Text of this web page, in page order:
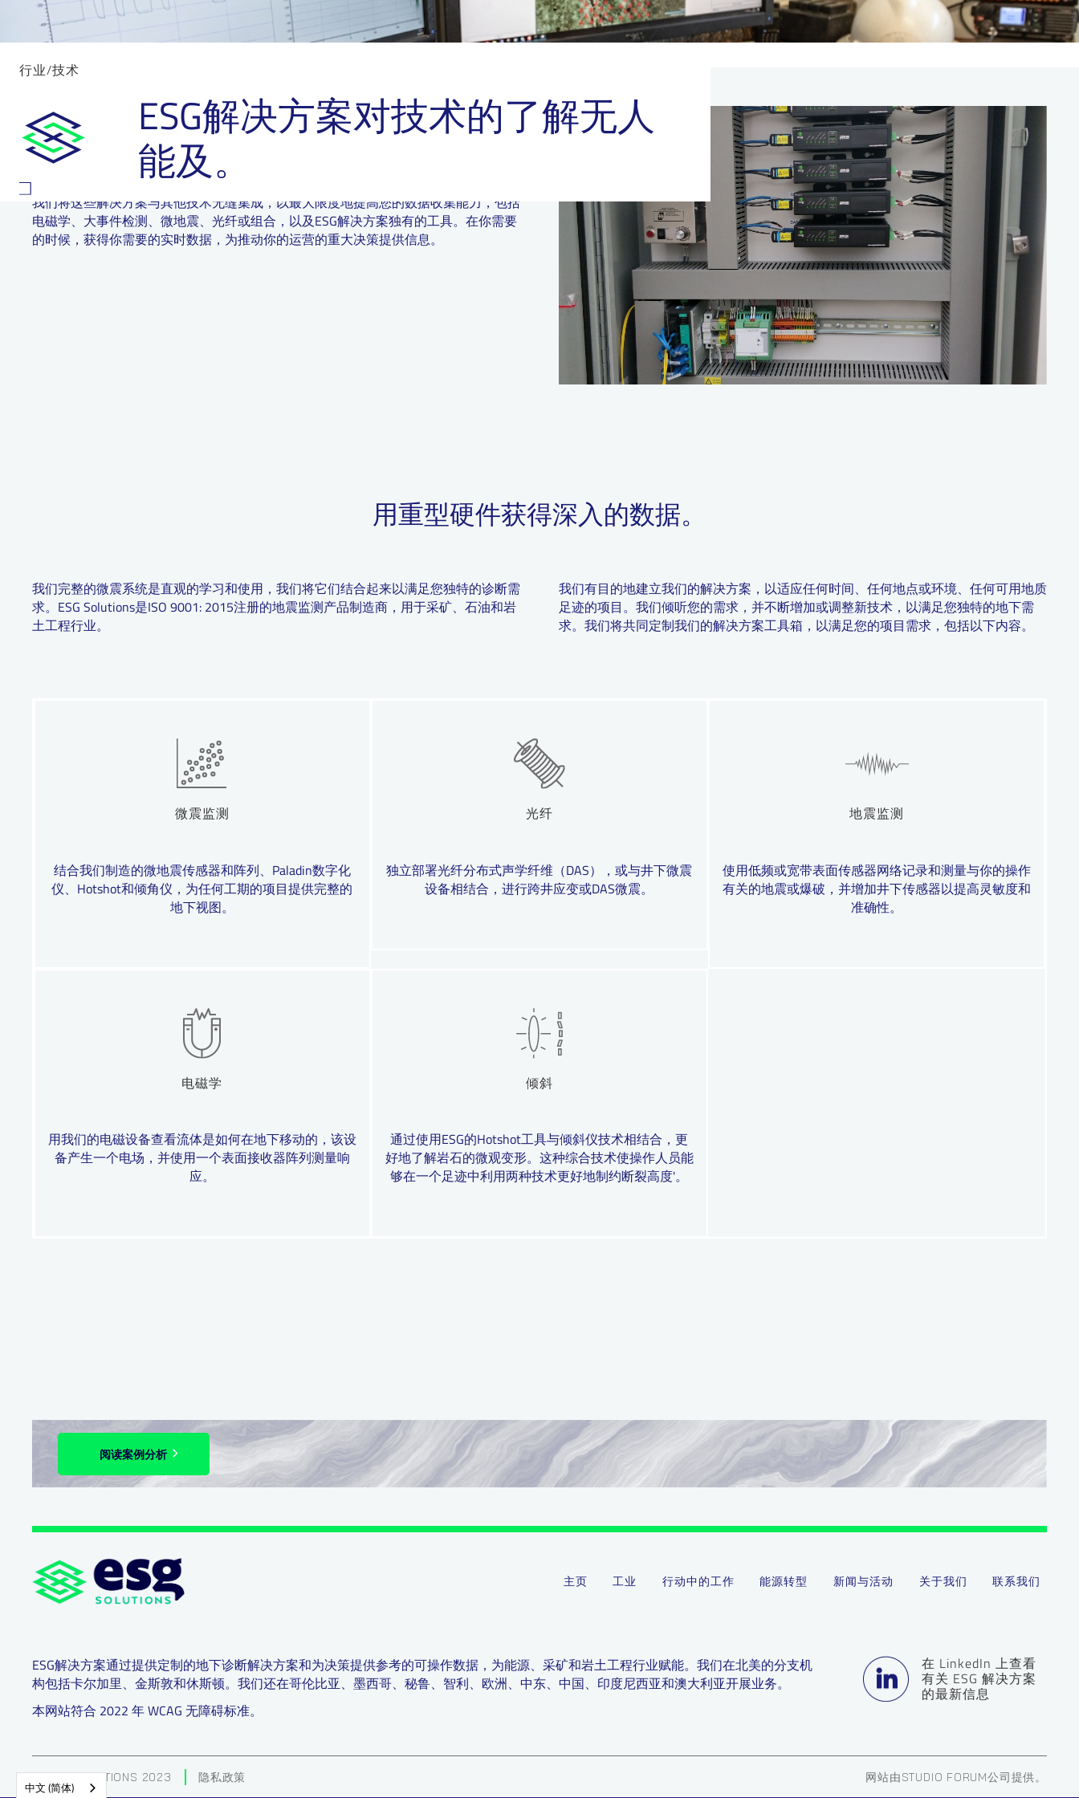
行业/技术
ESG解决方案对技术的了解无人
能及。
解决问题的速度和灵活性比以前更快。作为一个完全集成的公司，ESG Solutions已经定
制设计、设计和制造了40多个专有设备和软件解决方案。
我们将这些解决方案与其他技术无缝集成，以最大限度地提高您的数据收集能力，包括
电磁学、大事件检测、微地震、光纤或组合，以及ESG解决方案独有的工具。在你需要
的时候，获得你需要的实时数据，为推动你的运营的重大决策提供信息。
用重型硬件获得深入的数据。
我们完整的微震系统是直观的学习和使用，我们将它们结合起来以满足您独特的诊断需
求。ESG Solutions是ISO 9001: 2015注册的地震监测产品制造商，用于采矿、石油和岩
土工程行业。
我们有目的地建立我们的解决方案，以适应任何时间、任何地点或环境、任何可用地质
足迹的项目。我们倾听您的需求，并不断增加或调整新技术，以满足您独特的地下需
求。我们将共同定制我们的解决方案工具箱，以满足您的项目需求，包括以下内容。
微震监测
结合我们制造的微地震传感器和阵列、Paladin数字化
仪、Hotshot和倾角仪，为任何工期的项目提供完整的
地下视图。
光纤
独立部署光纤分布式声学纤维（DAS），或与井下微震
设备相结合，进行跨井应变或DAS微震。
地震监测
使用低频或宽带表面传感器网络记录和测量与你的操作
有关的地震或爆破，并增加井下传感器以提高灵敏度和
准确性。
电磁学
用我们的电磁设备查看流体是如何在地下移动的，该设
备产生一个电场，并使用一个表面接收器阵列测量响
应。
倾斜
通过使用ESG的Hotshot工具与倾斜仪技术相结合，更
好地了解岩石的微观变形。这种综合技术使操作人员能
够在一个足迹中利用两种技术更好地制约断裂高度'。
阅读案例分析
主页 工业 行动中的工作 能源转型 新闻与活动 关于我们 联系我们
ESG解决方案通过提供定制的地下诊断解决方案和为决策提供参考的可操作数据，为能源、采矿和岩土工程行业赋能。我们在北美的分支机
构包括卡尔加里、金斯敦和休斯顿。我们还在哥伦比亚、墨西哥、秘鲁、智利、欧洲、中东、中国、印度尼西亚和澳大利亚开展业务。
本网站符合 2022 年 WCAG 无障碍标准。
在 LinkedIn 上查看
有关 ESG 解决方案
的最新信息
© ESG SOLUTIONS 2023 隐私政策 网站由STUDIO FORUM公司提供。
中文 (简体)